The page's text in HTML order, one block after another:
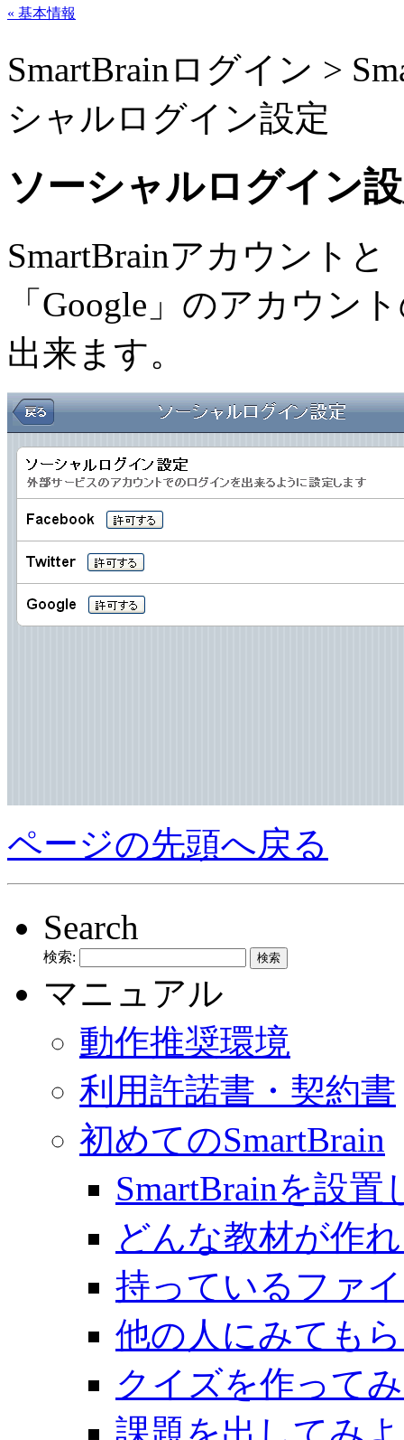
« 基本情報
SmartBrainログイン >
シャルログイン設定
ソーシャルログイン
SmartBrainアカウントと
「Google」のアカウン
出来ます。
ページの先頭へ戻る
Search
検索:
マニュアル
動作推奨環境
利用許諾書・契約書
初めてのSmartBrain
SmartBrainを設置
どんな教材が作
持っているファ
他の人にみても
クイズを作って
課題を出してみ